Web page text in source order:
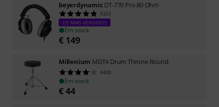
beyerdynamic DT-770 Pro 80 Ohm
5333
OS MAIS VENDIDOS
Em stock
€ 149
Millenium MDT4 Drum Throne Round
4430
Em stock
€44